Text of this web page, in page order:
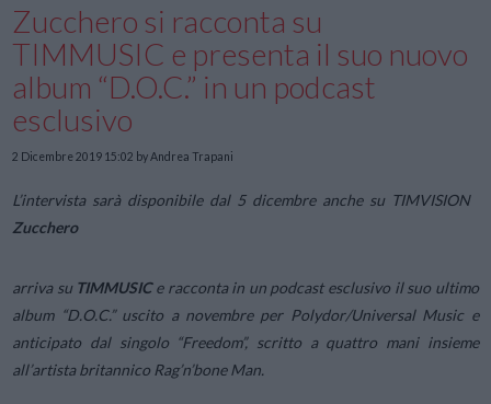
Zucchero si racconta su
TIMMUSIC e presenta il suo nuovo
album “D.O.C.” in un podcast
esclusivo
2 Dicembre 2019 15:02 by Andrea Trapani
L’intervista sarà disponibile dal 5 dicembre anche su TIMVISION
Zucchero
arriva su TIMMUSICe racconta in un podcast esclusivo il suo ultimo
album “D.O.C.” uscito a novembre per Polydor/Universal Music e
anticipato dal singolo “Freedom”, scritto a quattro mani insieme
all’artista britannico Rag’n’bone Man.